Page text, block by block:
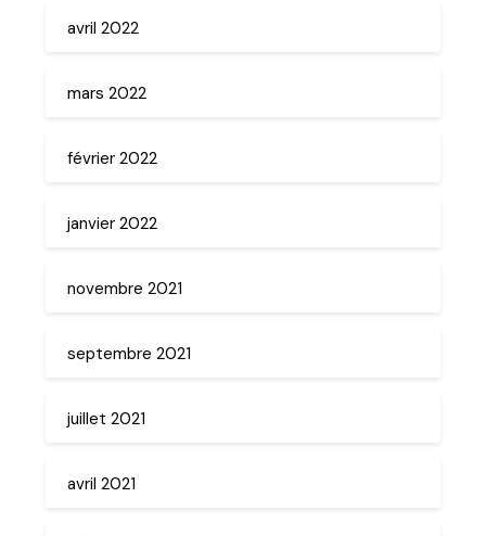
avril 2022
mars 2022
février 2022
janvier 2022
novembre 2021
septembre 2021
juillet 2021
avril 2021